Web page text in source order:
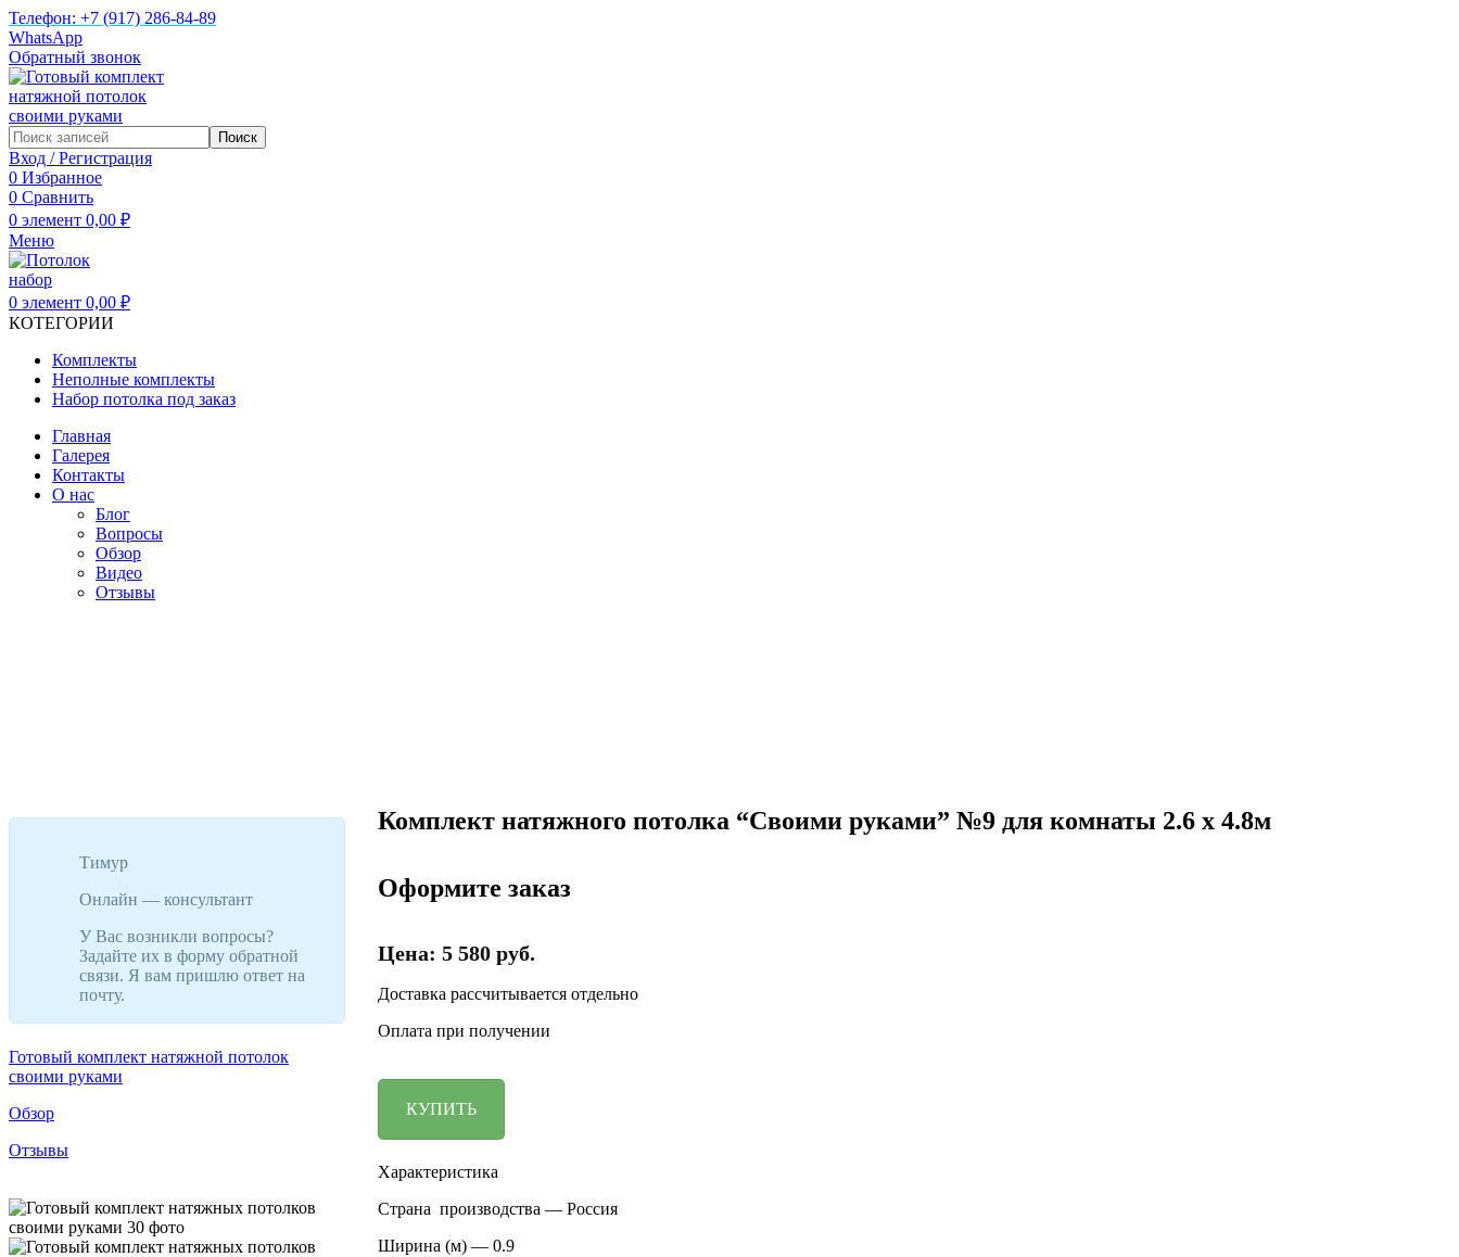
Телефон: +7 (917) 286-84-89
WhatsApp
Обратный звонок
Поиск
Вход / Регистрация
0 Избранное
0 Сравнить
0 элемент 0,00 ₽
Меню
0 элемент 0,00 ₽
КОТЕГОРИИ
Комплекты
Неполные комплекты
Набор потолка под заказ
Главная
Галерея
Контакты
О нас
Блог
Вопросы
Обзор
Видео
Отзывы
Тимур
Онлайн — консультант
У Вас возникли вопросы?
Задайте их в форму обратной
связи. Я вам пришлю ответ на
почту.
Готовый комплект натяжной потолок
своими руками
Обзор
Отзывы
Комплект натяжного потолка “Своими руками” №9 для комнаты 2.6 х 4.8м
Оформите заказ
Цена: 5 580 руб.
Доставка рассчитывается отдельно
Оплата при получении
КУПИТЬ
Характеристика
Страна производства — Россия
Ширина (м) — 0.9